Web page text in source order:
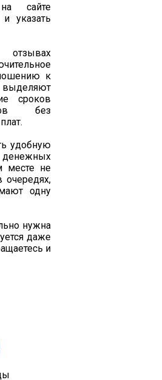
сайте
указать
к
сроков
без
удобную
месте не
очередях,
одну
нужна
даже
и